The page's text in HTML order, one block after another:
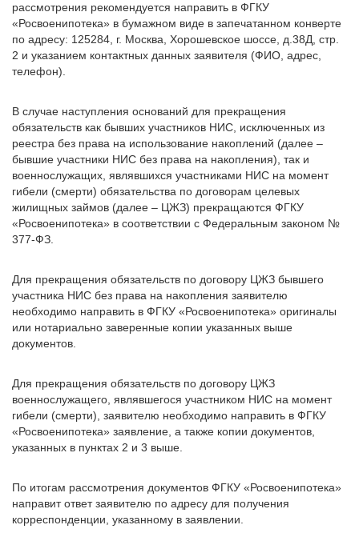
рассмотрения рекомендуется направить в ФГКУ
«Росвоенипотека» в бумажном виде в запечатанном конверте
по адресу: 125284, г. Москва, Хорошевское шоссе, д.38Д, стр.
2 и указанием контактных данных заявителя (ФИО, адрес,
телефон).
В случае наступления оснований для прекращения
обязательств как бывших участников НИС, исключенных из
реестра без права на использование накоплений (далее –
бывшие участники НИС без права на накопления), так и
военнослужащих, являвшихся участниками НИС на момент
гибели (смерти) обязательства по договорам целевых
жилищных займов (далее – ЦЖЗ) прекращаются ФГКУ
«Росвоенипотека» в соответствии с Федеральным законом №
377-ФЗ.
Для прекращения обязательств по договору ЦЖЗ бывшего
участника НИС без права на накопления заявителю
необходимо направить в ФГКУ «Росвоенипотека» оригиналы
или нотариально заверенные копии указанных выше
документов.
Для прекращения обязательств по договору ЦЖЗ
военнослужащего, являвшегося участником НИС на момент
гибели (смерти), заявителю необходимо направить в ФГКУ
«Росвоенипотека» заявление, а также копии документов,
указанных в пунктах 2 и 3 выше.
По итогам рассмотрения документов ФГКУ «Росвоенипотека»
направит ответ заявителю по адресу для получения
корреспонденции, указанному в заявлении.